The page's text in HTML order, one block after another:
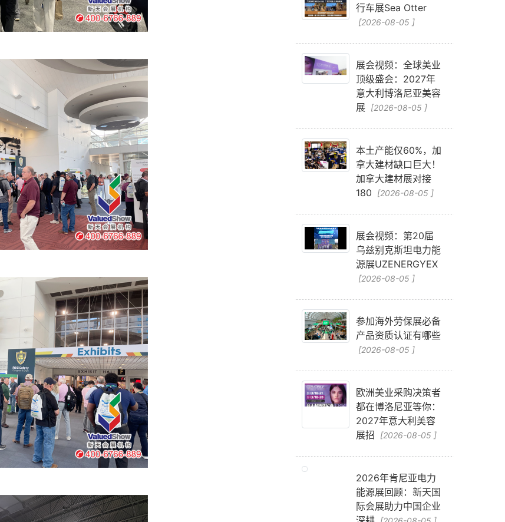
行车展Sea Otter
[2026-08-05 ]
展会视频：全球美业
顶级盛会：2027年
意大利博洛尼亚美容
展 [2026-08-05 ]
本土产能仅60%，加
拿大建材缺口巨大！
加拿大建材展对接
180
[2026-08-05 ]
展会视频：第20届
乌兹别克斯坦电力能
源展UZENERGYEX
[2026-08-05 ]
参加海外劳保展必备
产品资质认证有哪些
[2026-08-05 ]
欧洲美业采购决策者
都在博洛尼亚等你：
2027年意大利美容
展招
[2026-08-05 ]
2026年肯尼亚电力
能源展回顾：新天国
际会展助力中国企业